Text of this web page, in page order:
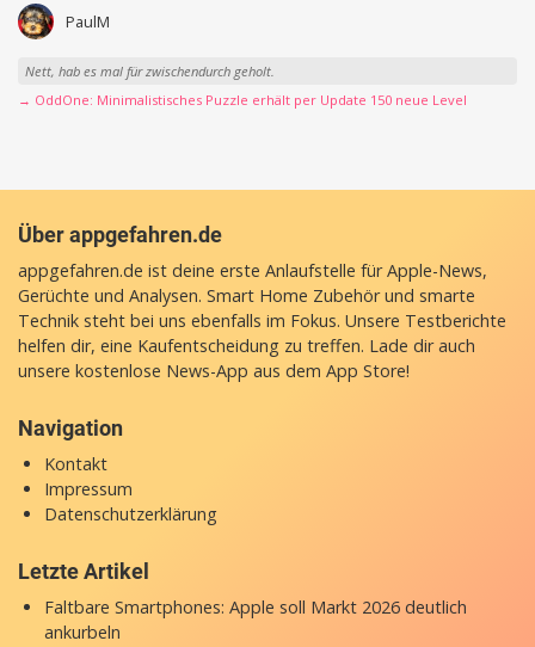
PaulM
Nett, hab es mal für zwischendurch geholt.
→ OddOne: Minimalistisches Puzzle erhält per Update 150 neue Level
Über appgefahren.de
appgefahren.de ist deine erste Anlaufstelle für Apple-News,
Gerüchte und Analysen. Smart Home Zubehör und smarte
Technik steht bei uns ebenfalls im Fokus. Unsere Testberichte
helfen dir, eine Kaufentscheidung zu treffen. Lade dir auch
unsere kostenlose News-App aus dem App Store!
Navigation
Kontakt
Impressum
Datenschutzerklärung
Letzte Artikel
Faltbare Smartphones: Apple soll Markt 2026 deutlich
ankurbeln